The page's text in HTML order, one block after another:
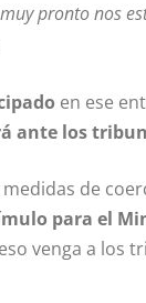
pronto nos
en ese
ante los
de
para el
venga a los